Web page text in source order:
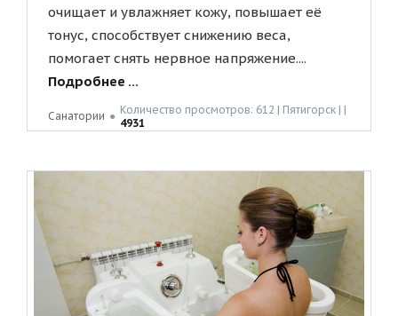
очищает и увлажняет кожу, повышает её
тонус, способствует снижению веса,
помогает снять нервное напряжение....
Подробнее ...
Санатории ● Количество просмотров: 612 | Пятигорск | |
4931